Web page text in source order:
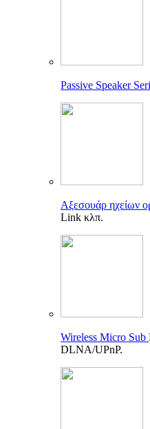
Passive Speaker
Αξεσουάρ ηχείων
Link κλπ.
Wireless Micro Sub
DLNA/UPnP.